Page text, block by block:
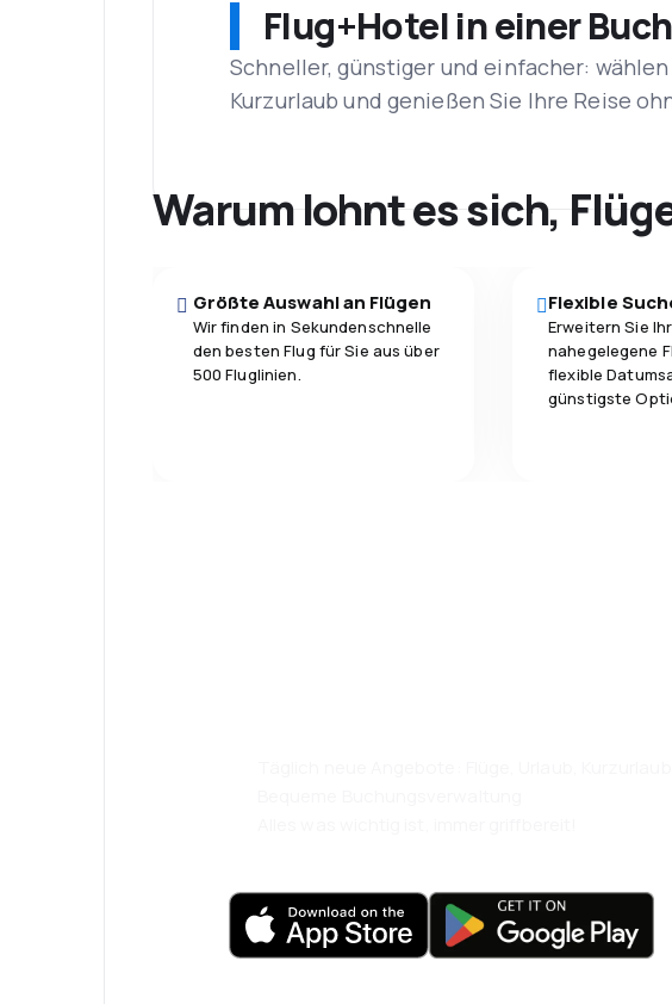
Flug+Hotel in einer
Schneller, günstiger und einfacher:
Kurzurlaub und genießen Sie Ihre Reise
Warum lohnt es sich,
Größte Auswahl an Flügen
Wir finden in Sekundenschnelle
den besten Flug für Sie aus über
500 Fluglinien.
Flexible
Erweitern Sie
nahegelegene
flexible
günstigste